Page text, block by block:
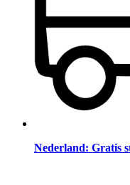
Nederland: Gratis